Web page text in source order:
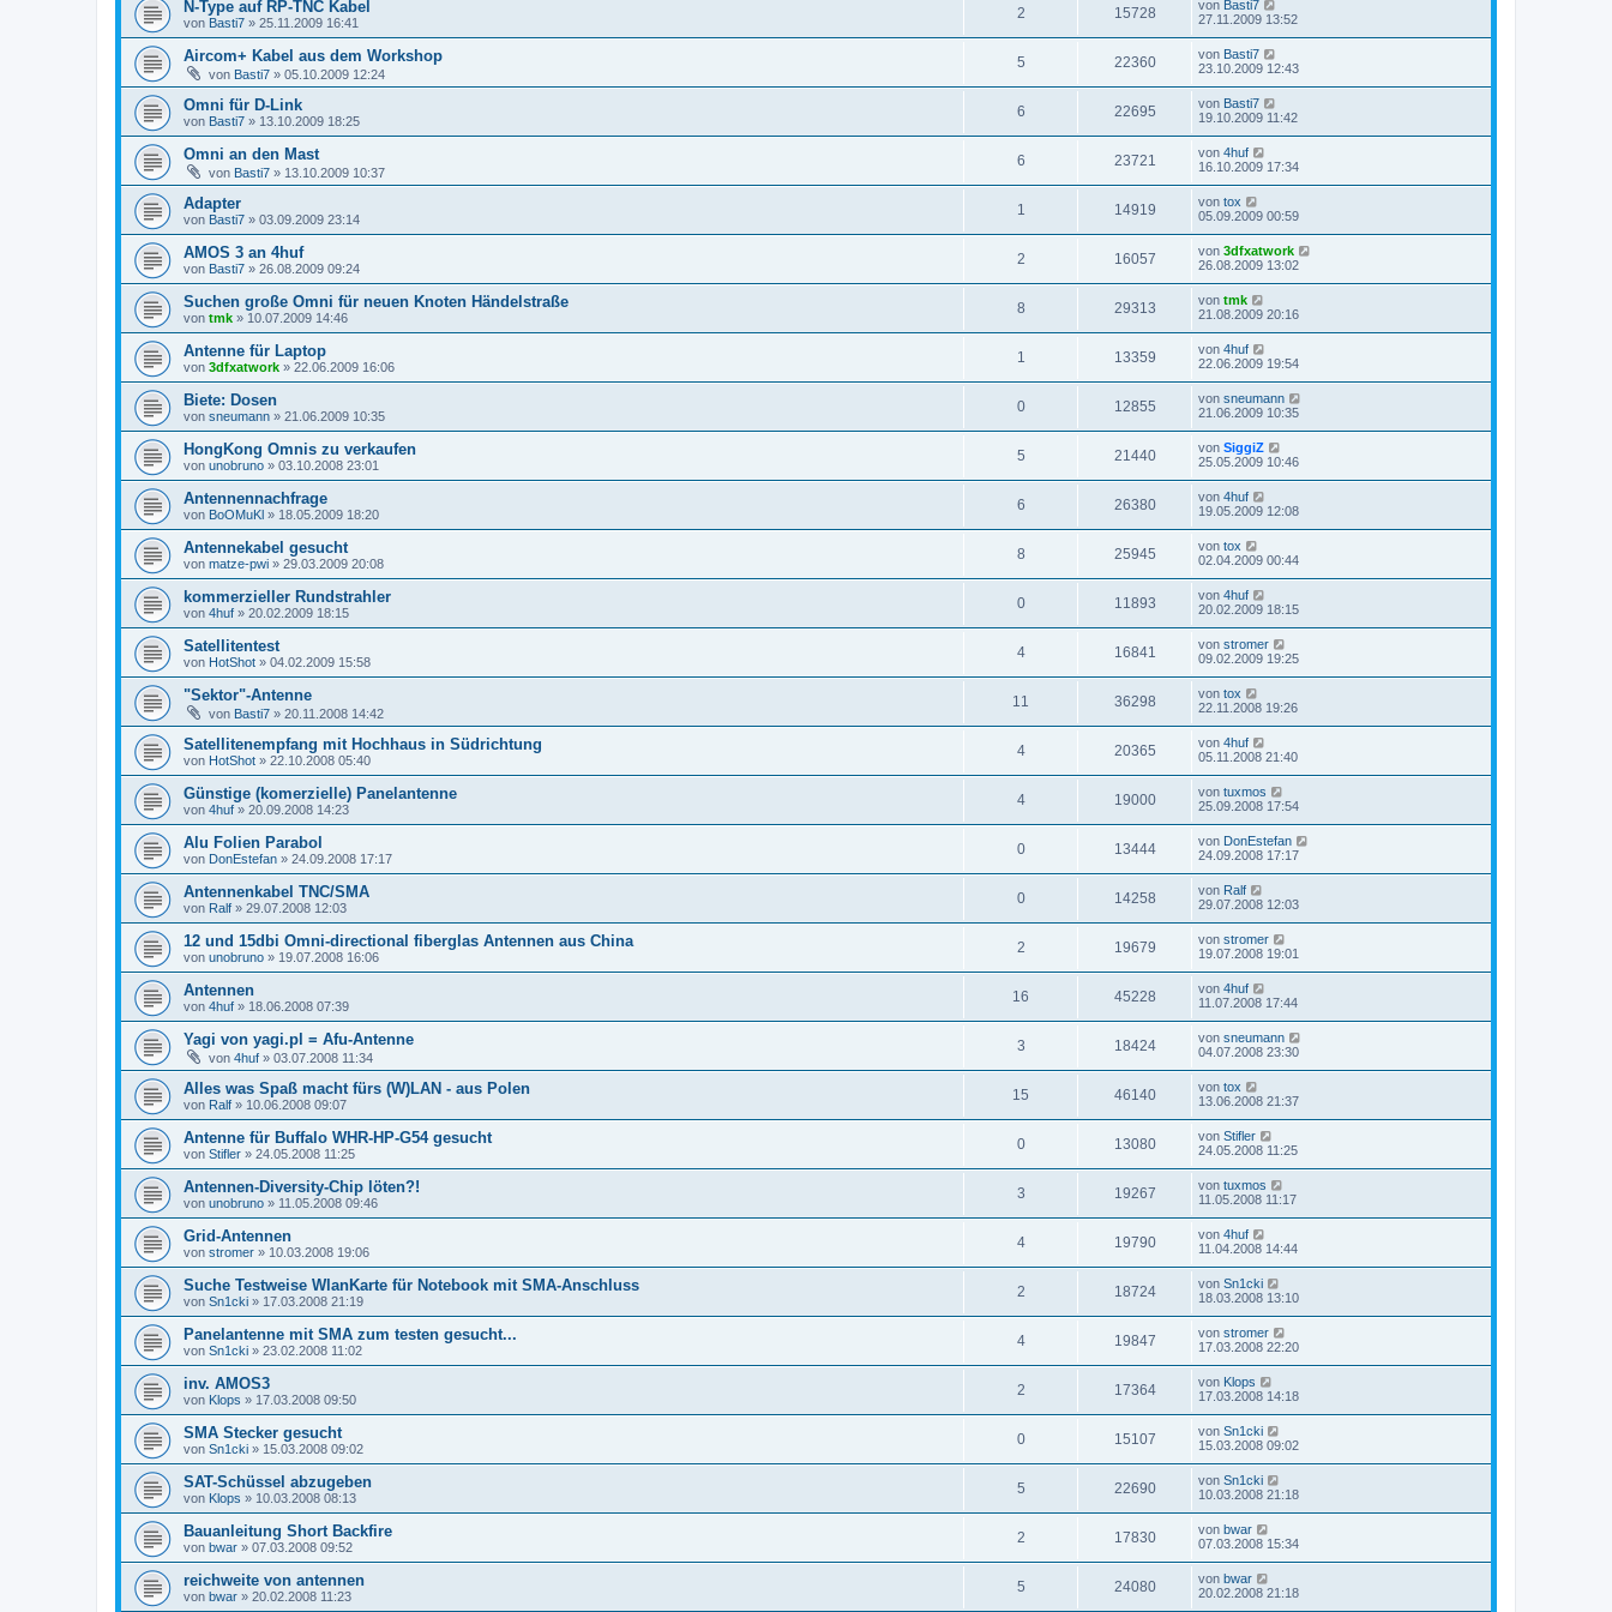
N-Type auf RP-TNC Kabel
von Basti7 » 25.11.2009 16:41
2 15728 von Basti7
27.11.2009 13:52
Aircom+ Kabel aus dem Workshop
von Basti7 » 05.10.2009 12:24
5 22360 von Basti7
23.10.2009 12:43
Omni für D-Link
von Basti7 » 13.10.2009 18:25
6 22695 von Basti7
19.10.2009 11:42
Omni an den Mast
von Basti7 » 13.10.2009 10:37
6 23721 von 4huf
16.10.2009 17:34
Adapter
von Basti7 » 03.09.2009 23:14
1 14919 von tox
05.09.2009 00:59
AMOS 3 an 4huf
von Basti7 » 26.08.2009 09:24
2 16057 von 3dfxatwork
26.08.2009 13:02
Suchen große Omni für neuen Knoten Händelstraße
von tmk » 10.07.2009 14:46
8 29313 von tmk
21.08.2009 20:16
Antenne für Laptop
von 3dfxatwork » 22.06.2009 16:06
1 13359 von 4huf
22.06.2009 19:54
Biete: Dosen
von sneumann » 21.06.2009 10:35
0 12855 von sneumann
21.06.2009 10:35
HongKong Omnis zu verkaufen
von unobruno » 03.10.2008 23:01
5 21440 von SiggiZ
25.05.2009 10:46
Antennennachfrage
von BoOMuKl » 18.05.2009 18:20
6 26380 von 4huf
19.05.2009 12:08
Antennekabel gesucht
von matze-pwi » 29.03.2009 20:08
8 25945 von tox
02.04.2009 00:44
kommerzieller Rundstrahler
von 4huf » 20.02.2009 18:15
0 11893 von 4huf
20.02.2009 18:15
Satellitentest
von HotShot » 04.02.2009 15:58
4 16841 von stromer
09.02.2009 19:25
"Sektor"-Antenne
von Basti7 » 20.11.2008 14:42
11 36298 von tox
22.11.2008 19:26
Satellitenempfang mit Hochhaus in Südrichtung
von HotShot » 22.10.2008 05:40
4 20365 von 4huf
05.11.2008 21:40
Günstige (komerzielle) Panelantenne
von 4huf » 20.09.2008 14:23
4 19000 von tuxmos
25.09.2008 17:54
Alu Folien Parabol
von DonEstefan » 24.09.2008 17:17
0 13444 von DonEstefan
24.09.2008 17:17
Antennenkabel TNC/SMA
von Ralf » 29.07.2008 12:03
0 14258 von Ralf
29.07.2008 12:03
12 und 15dbi Omni-directional fiberglas Antennen aus China
von unobruno » 19.07.2008 16:06
2 19679 von stromer
19.07.2008 19:01
Antennen
von 4huf » 18.06.2008 07:39
16 45228 von 4huf
11.07.2008 17:44
Yagi von yagi.pl = Afu-Antenne
von 4huf » 03.07.2008 11:34
3 18424 von sneumann
04.07.2008 23:30
Alles was Spaß macht fürs (W)LAN - aus Polen
von Ralf » 10.06.2008 09:07
15 46140 von tox
13.06.2008 21:37
Antenne für Buffalo WHR-HP-G54 gesucht
von Stifler » 24.05.2008 11:25
0 13080 von Stifler
24.05.2008 11:25
Antennen-Diversity-Chip löten?!
von unobruno » 11.05.2008 09:46
3 19267 von tuxmos
11.05.2008 11:17
Grid-Antennen
von stromer » 10.03.2008 19:06
4 19790 von 4huf
11.04.2008 14:44
Suche Testweise WlanKarte für Notebook mit SMA-Anschluss
von Sn1cki » 17.03.2008 21:19
2 18724 von Sn1cki
18.03.2008 13:10
Panelantenne mit SMA zum testen gesucht...
von Sn1cki » 23.02.2008 11:02
4 19847 von stromer
17.03.2008 22:20
inv. AMOS3
von Klops » 17.03.2008 09:50
2 17364 von Klops
17.03.2008 14:18
SMA Stecker gesucht
von Sn1cki » 15.03.2008 09:02
0 15107 von Sn1cki
15.03.2008 09:02
SAT-Schüssel abzugeben
von Klops » 10.03.2008 08:13
5 22690 von Sn1cki
10.03.2008 21:18
Bauanleitung Short Backfire
von bwar » 07.03.2008 09:52
2 17830 von bwar
07.03.2008 15:34
reichweite von antennen
von bwar » 20.02.2008 11:23
5 24080 von bwar
20.02.2008 21:18